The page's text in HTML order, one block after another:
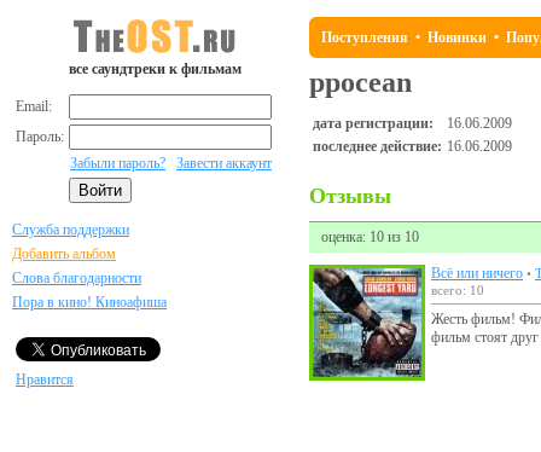
все саундтреки к фильмам
Email:
Пароль:
Забыли пароль?
Завести аккаунт
Служба поддержки
Добавить альбом
Слова благодарности
Пора в кино! Киноафиша
Нравится
Поступления • Новинки •
ppocean
дата регистрации:
16.06.2009
последнее действие: 16.06.2009
Отзывы
оценка: 10 из 10
Всё или ничего •
всего: 10
Жесть фильм!
фильм стоят